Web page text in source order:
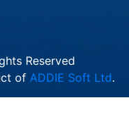
Reserved
of ADDIE Soft Ltd.